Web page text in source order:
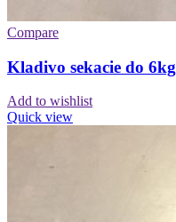
Compare
Kladivo sekacie do 6kg
Add to wishlist
Quick view